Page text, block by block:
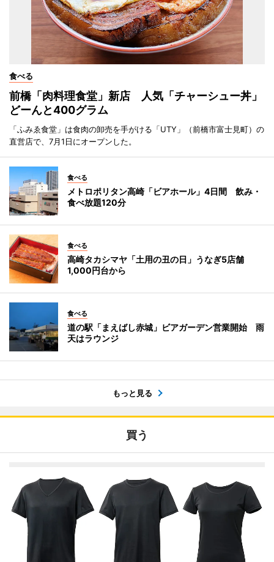
食べる
前橋「肉料理食堂」新店 人気「チャーシュー丼」
どーんと400グラム
「ふみゑ食堂」は食肉の卸売を手がける「UTY」（前橋市富士見町）の
直営店で、7月1日にオープンした。
食べる
メトロポリタン高崎「ビアホール」4日間 飲み・
食べ放題120分
食べる
高崎タカシマヤ「土用の丑の日」うなぎ5店舗
1,000円台から
食べる
道の駅「まえばし赤城」ビアガーデン営業開始 雨
天はラウンジ
もっと見る
買う